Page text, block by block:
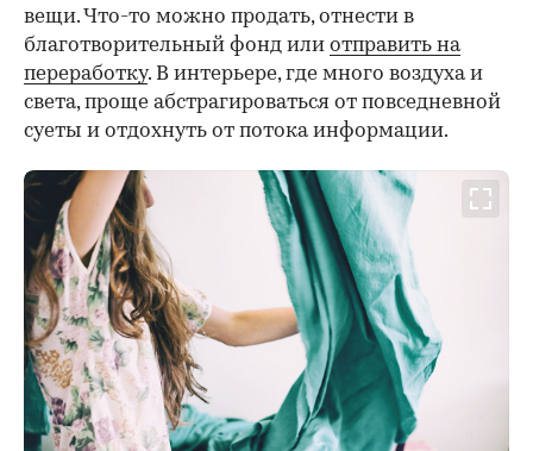
вещи. Что-то можно продать, отнести в
благотворительный фонд или отправить на
переработку. В интерьере, где много воздуха и
света, проще абстрагироваться от повседневной
суеты и отдохнуть от потока информации.